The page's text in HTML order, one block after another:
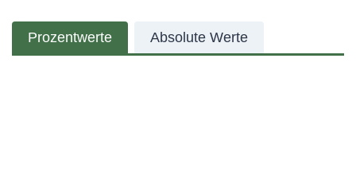
Prozentwerte Absolute Werte